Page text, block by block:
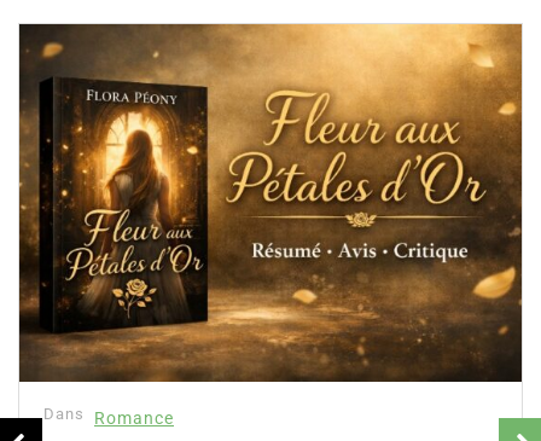
Dans Romance